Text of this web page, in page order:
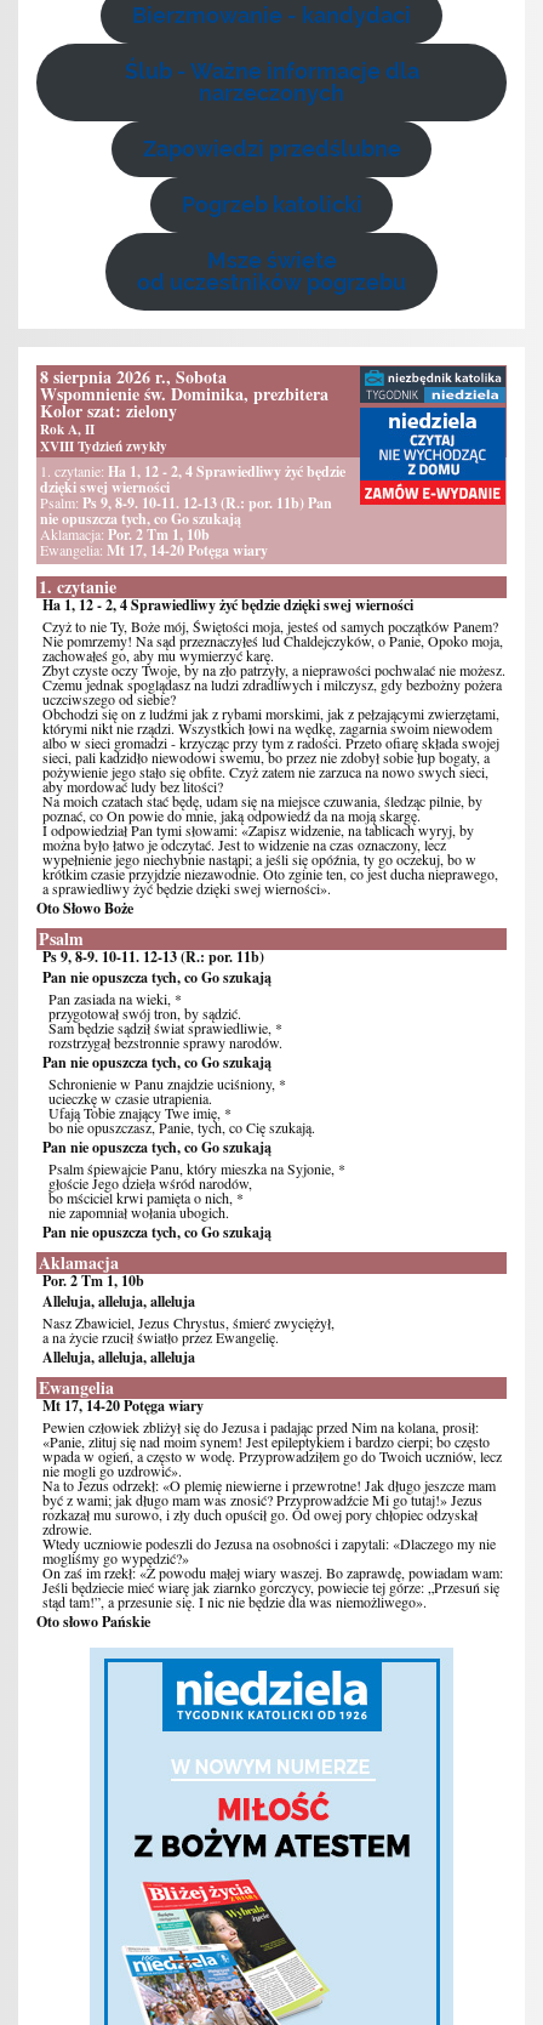
Bierzmowanie - kandydaci
Ślub - Ważne informacje dla
narzeczonych
Zapowiedzi przedślubne
Pogrzeb katolicki
Msze święte
od uczestników pogrzebu
8 sierpnia 2026 r., Sobota
Wspomnienie św. Dominika, prezbitera
Kolor szat: zielony
Rok A, II
XVIII Tydzień zwykły
1. czytanie:Ha 1, 12 - 2, 4 Sprawiedliwy żyć będzie
dzięki swej wierności
Psalm:Ps 9, 8-9. 10-11. 12-13 (R.: por. 11b) Pan
nie opuszcza tych, co Go szukają
Aklamacja:Por. 2 Tm 1, 10b
Ewangelia:Mt 17, 14-20 Potęga wiary
1. czytanie
Ha 1, 12 - 2, 4 Sprawiedliwy żyć będzie dzięki swej wierności
Czyż to nie Ty, Boże mój, Świętości moja, jesteś od samych początków Panem?
Nie pomrzemy! Na sąd przeznaczyłeś lud Chaldejczyków, o Panie, Opoko moja,
zachowałeś go, aby mu wymierzyć karę.
Zbyt czyste oczy Twoje, by na zło patrzyły, a nieprawości pochwalać nie możesz.
Czemu jednak spoglądasz na ludzi zdradliwych i milczysz, gdy bezbożny pożera
uczciwszego od siebie?
Obchodzi się on z ludźmi jak z rybami morskimi, jak z pełzającymi zwierzętami,
którymi nikt nie rządzi. Wszystkich łowi na wędkę, zagarnia swoim niewodem
albo w sieci gromadzi - krzycząc przy tym z radości. Przeto ofiarę składa swojej
sieci, pali kadzidło niewodowi swemu, bo przez nie zdobył sobie łup bogaty, a
pożywienie jego stało się obfite. Czyż zatem nie zarzuca na nowo swych sieci,
aby mordować ludy bez litości?
Na moich czatach stać będę, udam się na miejsce czuwania, śledząc pilnie, by
poznać, co On powie do mnie, jaką odpowiedź da na moją skargę.
I odpowiedział Pan tymi słowami: «Zapisz widzenie, na tablicach wyryj, by
można było łatwo je odczytać. Jest to widzenie na czas oznaczony, lecz
wypełnienie jego niechybnie nastąpi; a jeśli się opóźnia, ty go oczekuj, bo w
krótkim czasie przyjdzie niezawodnie. Oto zginie ten, co jest ducha nieprawego,
a sprawiedliwy żyć będzie dzięki swej wierności».
Oto Słowo Boże
Psalm
Ps 9, 8-9. 10-11. 12-13 (R.: por. 11b)
Pan nie opuszcza tych, co Go szukają
Pan zasiada na wieki, *
przygotował swój tron, by sądzić.
Sam będzie sądził świat sprawiedliwie, *
rozstrzygał bezstronnie sprawy narodów.
Pan nie opuszcza tych, co Go szukają
Schronienie w Panu znajdzie uciśniony, *
ucieczkę w czasie utrapienia.
Ufają Tobie znający Twe imię, *
bo nie opuszczasz, Panie, tych, co Cię szukają.
Pan nie opuszcza tych, co Go szukają
Psalm śpiewajcie Panu, który mieszka na Syjonie, *
głoście Jego dzieła wśród narodów,
bo mściciel krwi pamięta o nich, *
nie zapomniał wołania ubogich.
Pan nie opuszcza tych, co Go szukają
Aklamacja
Por. 2 Tm 1, 10b
Alleluja, alleluja, alleluja
Nasz Zbawiciel, Jezus Chrystus, śmierć zwyciężył,
a na życie rzucił światło przez Ewangelię.
Alleluja, alleluja, alleluja
Ewangelia
Mt 17, 14-20 Potęga wiary
Pewien człowiek zbliżył się do Jezusa i padając przed Nim na kolana, prosił:
«Panie, zlituj się nad moim synem! Jest epileptykiem i bardzo cierpi; bo często
wpada w ogień, a często w wodę. Przyprowadziłem go do Twoich uczniów, lecz
nie mogli go uzdrowić».
Na to Jezus odrzekł: «O plemię niewierne i przewrotne! Jak długo jeszcze mam
być z wami; jak długo mam was znosić? Przyprowadźcie Mi go tutaj!» Jezus
rozkazał mu surowo, i zły duch opuścił go. Od owej pory chłopiec odzyskał
zdrowie.
Wtedy uczniowie podeszli do Jezusa na osobności i zapytali: «Dlaczego my nie
mogliśmy go wypędzić?»
On zaś im rzekł: «Z powodu małej wiary waszej. Bo zaprawdę, powiadam wam:
Jeśli będziecie mieć wiarę jak ziarnko gorczycy, powiecie tej górze: „Przesuń się
stąd tam!”, a przesunie się. I nic nie będzie dla was niemożliwego».
Oto słowo Pańskie